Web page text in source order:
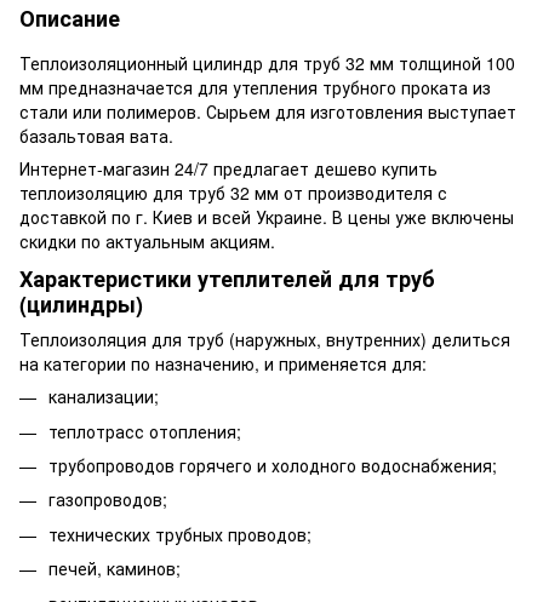
Описание
Теплоизоляционный цилиндр для труб 32 мм толщиной 100
мм предназначается для утепления трубного проката из
стали или полимеров. Сырьем для изготовления выступает
базальтовая вата.
Интернет-магазин 24/7 предлагает дешево купить
теплоизоляцию для труб 32 мм от производителя с
доставкой по г. Киев и всей Украине. В цены уже включены
скидки по актуальным акциям.
Характеристики утеплителей для труб
(цилиндры)
Теплоизоляция для труб (наружных, внутренних) делиться
на категории по назначению, и применяется для:
канализации;
теплотрасс отопления;
трубопроводов горячего и холодного водоснабжения;
газопроводов;
технических трубных проводов;
печей, каминов;